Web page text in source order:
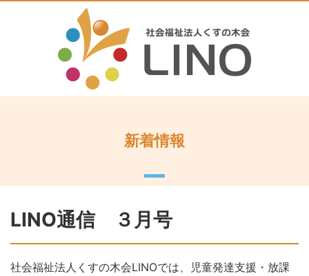
新着情報
LINO通信 ３月号
社会福祉法人くすの木会LINOでは、児童発達支援・放課